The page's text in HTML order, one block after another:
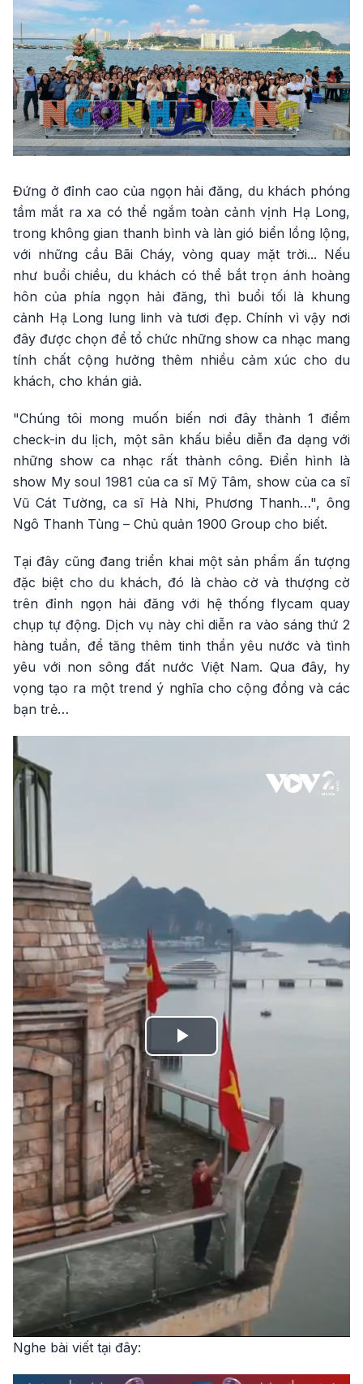
Đứng ở đỉnh cao của ngọn hải đăng, du khách phóng
tầm mắt ra xa có thể ngắm toàn cảnh vịnh Hạ Long,
trong không gian thanh bình và làn gió biển lồng lộng,
với những cầu Bãi Cháy, vòng quay mặt trời... Nếu
như buổi chiều, du khách có thể bắt trọn ánh hoàng
hôn của phía ngọn hải đăng, thì buổi tối là khung
cảnh Hạ Long lung linh và tươi đẹp. Chính vì vậy nơi
đây được chọn để tổ chức những show ca nhạc mang
tính chất cộng hưởng thêm nhiều cảm xúc cho du
khách, cho khán giả.
"Chúng tôi mong muốn biến nơi đây thành 1 điểm
check-in du lịch, một sân khấu biểu diễn đa dạng với
những show ca nhạc rất thành công. Điển hình là
show My soul 1981 của ca sĩ Mỹ Tâm, show của ca sĩ
Vũ Cát Tường, ca sĩ Hà Nhi, Phương Thanh…", ông
Ngô Thanh Tùng – Chủ quản 1900 Group cho biết.
Tại đây cũng đang triển khai một sản phẩm ấn tượng
đặc biệt cho du khách, đó là chào cờ và thượng cờ
trên đỉnh ngọn hải đăng với hệ thống flycam quay
chụp tự động. Dịch vụ này chỉ diễn ra vào sáng thứ 2
hàng tuần, để tăng thêm tinh thần yêu nước và tình
yêu với non sông đất nước Việt Nam. Qua đây, hy
vọng tạo ra một trend ý nghĩa cho cộng đồng và các
bạn trẻ…
Play
Video
Nghe bài viết tại đây: